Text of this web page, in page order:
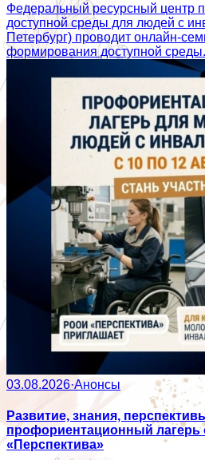
Федеральный ресурсный центр
доступной среды для людей с
Петербург) проводит онлайн-
формирования доступной среды.
03.08.2026·Анонсы
Развитие, знания,
профориентационный
«Перспектива»